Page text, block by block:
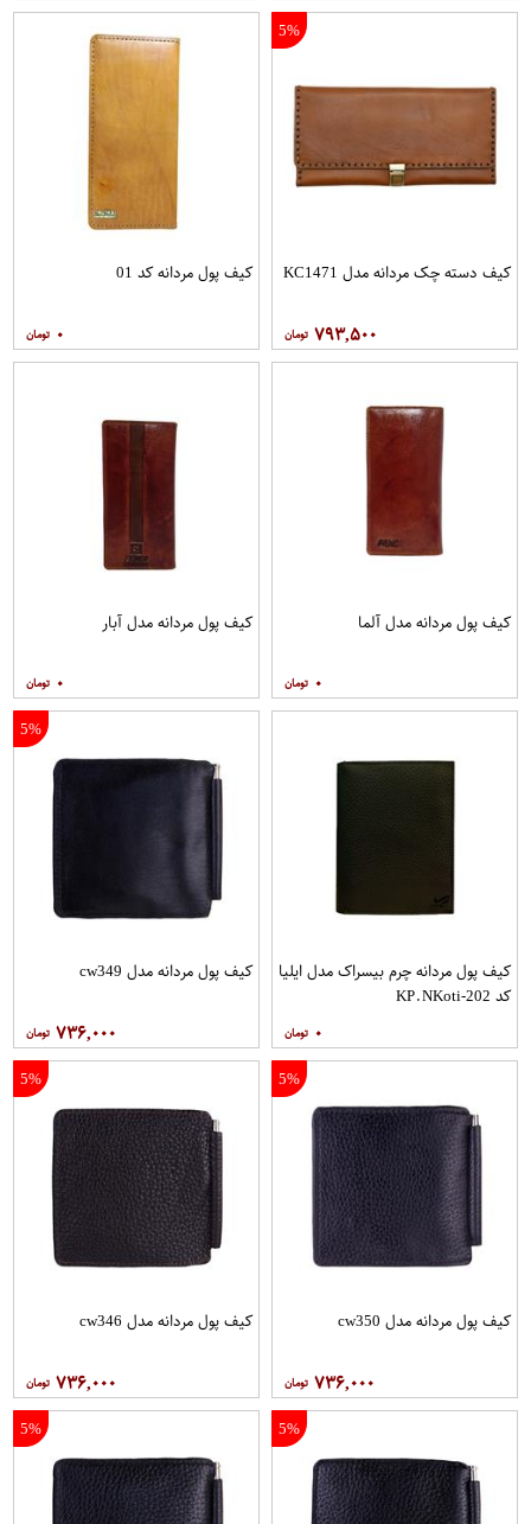
5%
کیف دسته چک مردانه مدل KC1471
۷۹۳,۵۰۰
کیف پول مردانه کد 01
۰
کیف پول مردانه مدل آلما
۰
کیف پول مردانه مدل آبار
۰
کیف پول مردانه چرم بیسراک مدل ایلیا
کد KP.NKoti-202
۰
5%
کیف پول مردانه مدل cw349
۷۳۶,۰۰۰
5%
کیف پول مردانه مدل cw350
۷۳۶,۰۰۰
5%
کیف پول مردانه مدل cw346
۷۳۶,۰۰۰
5%
5%